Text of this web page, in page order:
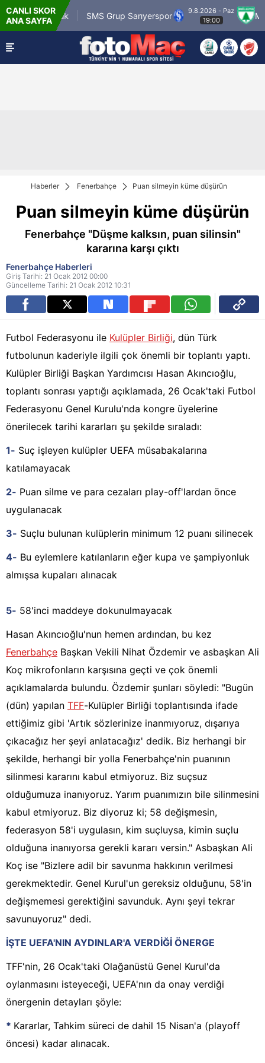
CANLI SKOR
ANA SAYFA
SMS Grup Sarıyerspor
9.8.2026 - Paz
19:00
Haberler Fenerbahçe Puan silmeyin küme düşürün
Puan silmeyin küme düşürün
Fenerbahçe "Düşme kalksın, puan silinsin"
kararına karşı çıktı
Fenerbahçe Haberleri
Giriş Tarihi: 21 Ocak 2012 00:00
Güncelleme Tarihi: 21 Ocak 2012 10:31
Futbol Federasyonu ile Kulüpler Birliği, dün Türk
futbolunun kaderiyle ilgili çok önemli bir toplantı yaptı.
Kulüpler Birliği Başkan Yardımcısı Hasan Akıncıoğlu,
toplantı sonrası yaptığı açıklamada, 26 Ocak'taki Futbol
Federasyonu Genel Kurulu'nda kongre üyelerine
önerilecek tarihi kararları şu şekilde sıraladı:
1- Suç işleyen kulüpler UEFA müsabakalarına
katılamayacak
2- Puan silme ve para cezaları play-off'lardan önce
uygulanacak
3- Suçlu bulunan kulüplerin minimum 12 puanı silinecek
4- Bu eylemlere katılanların eğer kupa ve şampiyonluk
almışsa kupaları alınacak
5- 58'inci maddeye dokunulmayacak
Hasan Akıncıoğlu'nun hemen ardından, bu kez
Fenerbahçe Başkan Vekili Nihat Özdemir ve asbaşkan Ali
Koç mikrofonların karşısına geçti ve çok önemli
açıklamalarda bulundu. Özdemir şunları söyledi: "Bugün
(dün) yapılan TFF-Kulüpler Birliği toplantısında ifade
ettiğimiz gibi 'Artık sözlerinize inanmıyoruz, dışarıya
çıkacağız her şeyi anlatacağız' dedik. Biz herhangi bir
şekilde, herhangi bir yolla Fenerbahçe'nin puanının
silinmesi kararını kabul etmiyoruz. Biz suçsuz
olduğumuza inanıyoruz. Yarım puanımızın bile silinmesini
kabul etmiyoruz. Biz diyoruz ki; 58 değişmesin,
federasyon 58'i uygulasın, kim suçluysa, kimin suçlu
olduğuna inanıyorsa gerekli kararı versin." Asbaşkan Ali
Koç ise "Bizlere adil bir savunma hakkının verilmesi
gerekmektedir. Genel Kurul'un gereksiz olduğunu, 58'in
değişmemesi gerektiğini savunduk. Aynı şeyi tekrar
savunuyoruz" dedi.
İŞTE UEFA'NIN AYDINLAR'A VERDİĞİ ÖNERGE
TFF'nin, 26 Ocak'taki Olağanüstü Genel Kurul'da
oylanmasını isteyeceği, UEFA'nın da onay verdiği
önergenin detayları şöyle:
* Kararlar, Tahkim süreci de dahil 15 Nisan'a (playoff
öncesi) kadar alınacak.